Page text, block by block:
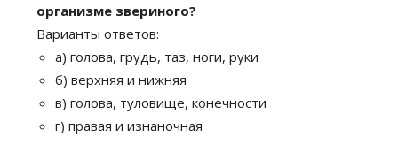
организме звериного?
Варианты ответов:
а) голова, грудь, таз, ноги, руки
б) верхняя и нижняя
в) голова, туловище, конечности
г) правая и изнаночная